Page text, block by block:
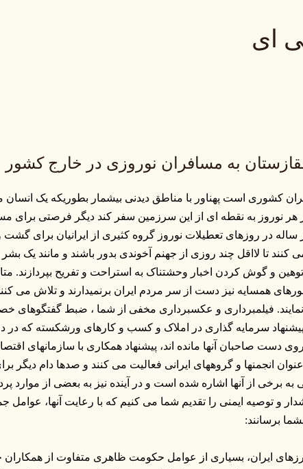
ای
به مسافران نوروزی در خارج کشور
کشوری است پهناور با مناطق دیدنی بیشمار بطوریکه یک انسان
نوروز به نقطه ای از این سرزمین سفر کند دیگر فرصتی برای
ساله در روزهای تعطیلات نوروز گروه کثیری از ایرانیان برای
تا لااقل چند روزی از جهنم آخوندی بدور باشند و مانند یک بشر
و گوش کردن اخبار وحشتناک به استراحت و تفریح بپردازند.
همسایه نیز دست از سر مردم ایران برنمیدارند و تلاش می
فیلمبرداری و عکسبرداری مخفی از شما ، ضبط گفتگوهای
پیشنهاد سرمایه گذاری در املاک و کسب و کارهای ورشکسته که در
روی دست صاحبان آنها مانده اند، پیشنهاد همکاری با سازمانهای
انجمنها و گروههای ایرانی فعالیت می کنند و صدها دام دیگر
به برخی از آنها اشاره شده است و در آینده نیز به بعضی از موارد
و توصیه ایمنی را تقدیم شما می کنیم که با رعایت آنها،
برسانند:
ایران، بسیاری از عوامل حکومت ظاهری متفاوت از همکاران